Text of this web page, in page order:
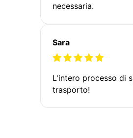
necessaria.
Sara
L'intero processo di
trasporto!